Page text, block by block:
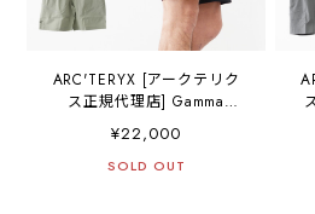
ARC'TERYX [アークテリク
ス正規代理店] Gamma
Quick Dry Short 9 Men's
[X000010336] ガンマ クイ
ックドライ ショーツ 9 イン
¥22,000
SOLD OUT